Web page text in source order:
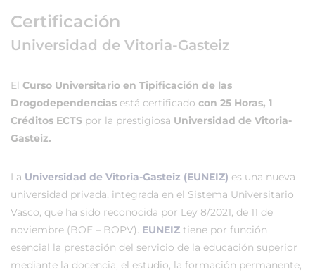
Certificación
Universidad de Vitoria-Gasteiz
El Curso Universitario en Tipificación de las
Drogodependencias está certificado con 25 Horas, 1
Créditos ECTS por la prestigiosa Universidad de Vitoria-
Gasteiz.
La Universidad de Vitoria-Gasteiz (EUNEIZ) es una nueva
universidad privada, integrada en el Sistema Universitario
Vasco, que ha sido reconocida por Ley 8/2021, de 11 de
noviembre (BOE – BOPV). EUNEIZ tiene por función
esencial la prestación del servicio de la educación superior
mediante la docencia, el estudio, la formación permanente,